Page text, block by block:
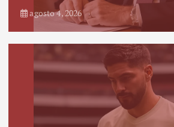
agosto 4, 2026